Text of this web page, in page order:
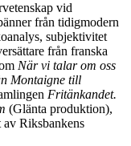
vid
från tidigmodern
subjektivitet
från franska
När vi talar om oss
Montaigne till
Fritänkandet.
(Glänta produktion),
Riksbankens